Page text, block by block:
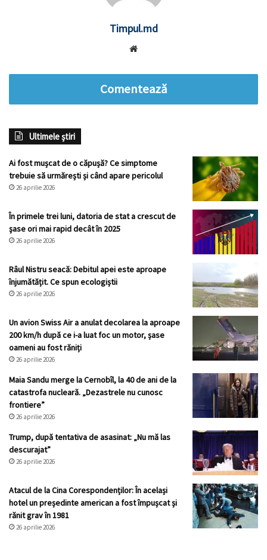
Timpul.md
Comentează
Ultimele știri
Ai fost mușcat de o căpușă? Ce simptome
trebuie să urmărești și când apare pericolul
26 aprilie 2026
În primele trei luni, datoria de stat a crescut de
şase ori mai rapid decât în 2025
26 aprilie 2026
Râul Nistru seacă: Debitul apei este aproape
înjumătățit. Ce spun ecologiștii
26 aprilie 2026
Un avion Swiss Air a anulat decolarea la aproape
200 km/h după ce i-a luat foc un motor, șase
oameni au fost răniți
26 aprilie 2026
Maia Sandu merge la Cernobîl, la 40 de ani de la
catastrofa nucleară. „Dezastrele nu cunosc
frontiere”
26 aprilie 2026
Trump, după tentativa de asasinat: „Nu mă las
descurajat”
26 aprilie 2026
Atacul de la Cina Corespondenților: În același
hotel un președinte american a fost împușcat și
rănit grav în 1981
26 aprilie 2026